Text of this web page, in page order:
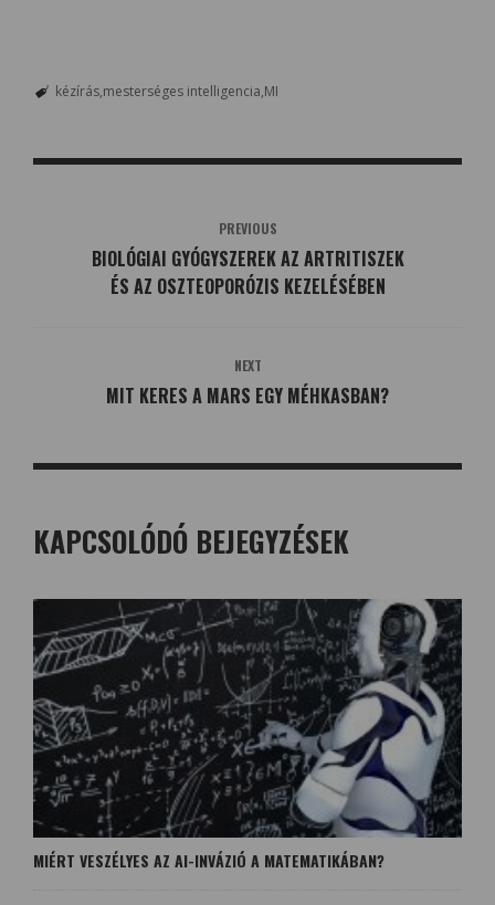
kézírás mesterséges intelligencia MI
PREVIOUS
BIOLÓGIAI GYÓGYSZEREK AZ ARTRITISZEK
ÉS AZ OSZTEOPORÓZIS KEZELÉSÉBEN
NEXT
MIT KERES A MARS EGY MÉHKASBAN?
KAPCSOLÓDÓ BEJEGYZÉSEK
MIÉRT VESZÉLYES AZ AI-INVÁZIÓ A MATEMATIKÁBAN?